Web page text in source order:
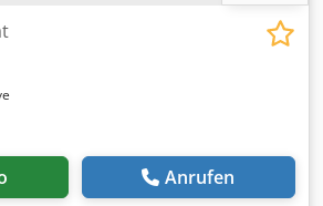
Anrufen